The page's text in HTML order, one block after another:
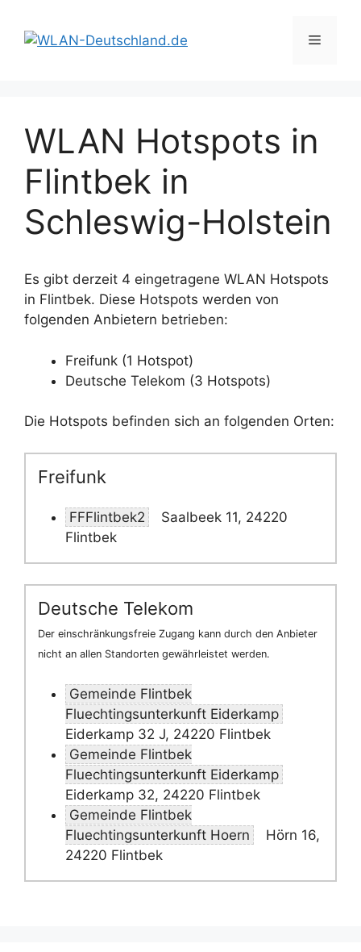
Inhalt
springen
Menü
WLAN Hotspots in
Flintbek in
Schleswig-Holstein
Es gibt derzeit 4 eingetragene WLAN Hotspots
in Flintbek. Diese Hotspots werden von
folgenden Anbietern betrieben:
Freifunk (1 Hotspot)
Deutsche Telekom (3 Hotspots)
Die Hotspots befinden sich an folgenden Orten:
Freifunk
FFFlintbek2
Saalbeek 11, 24220
Flintbek
Deutsche Telekom
Der einschränkungsfreie Zugang kann durch den Anbieter
nicht an allen Standorten gewährleistet werden.
Gemeinde Flintbek
Fluechtingsunterkunft Eiderkamp
Eiderkamp 32 J, 24220 Flintbek
Gemeinde Flintbek
Fluechtingsunterkunft Eiderkamp
Eiderkamp 32, 24220 Flintbek
Gemeinde Flintbek
Fluechtingsunterkunft Hoern
Hörn 16,
24220 Flintbek